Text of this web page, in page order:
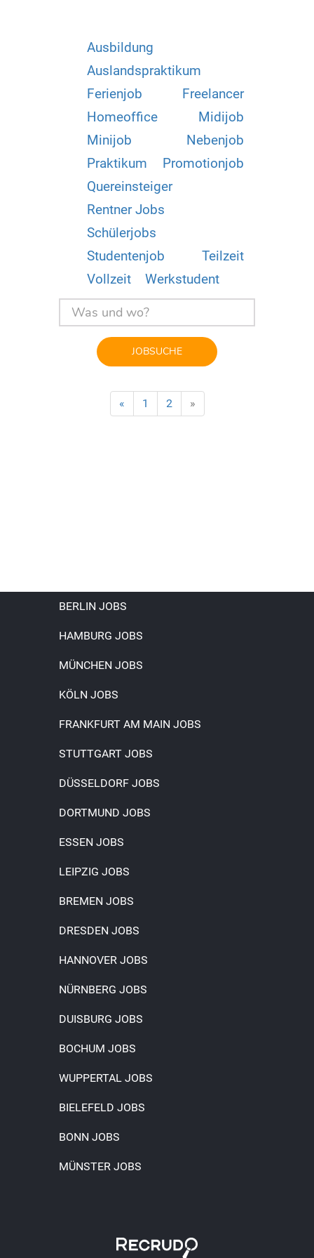
Ausbildung
Auslandspraktikum
Ferienjob
Freelancer
Homeoffice
Midijob
Minijob
Nebenjob
Praktikum
Promotionjob
Quereinsteiger
Rentner Jobs
Schülerjobs
Studentenjob
Teilzeit
Vollzeit
Werkstudent
JOBSUCHE
« 1 2 »
BERLIN JOBS
HAMBURG JOBS
MÜNCHEN JOBS
KÖLN JOBS
FRANKFURT AM MAIN JOBS
STUTTGART JOBS
DÜSSELDORF JOBS
DORTMUND JOBS
ESSEN JOBS
LEIPZIG JOBS
BREMEN JOBS
DRESDEN JOBS
HANNOVER JOBS
NÜRNBERG JOBS
DUISBURG JOBS
BOCHUM JOBS
WUPPERTAL JOBS
BIELEFELD JOBS
BONN JOBS
MÜNSTER JOBS